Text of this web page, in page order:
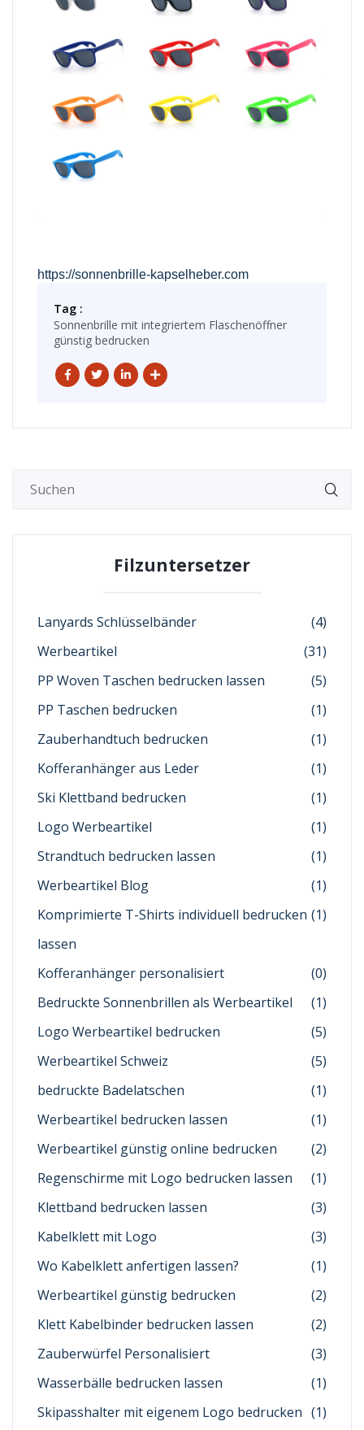
https://sonnenbrille-kapselheber.com
Tag :
Sonnenbrille mit integriertem Flaschenöffner
günstig bedrucken
Filzuntersetzer
Lanyards Schlüsselbänder
(4)
Werbeartikel
(31)
PP Woven Taschen bedrucken lassen
(5)
PP Taschen bedrucken
(1)
Zauberhandtuch bedrucken
(1)
Kofferanhänger aus Leder
(1)
Ski Klettband bedrucken
(1)
Logo Werbeartikel
(1)
Strandtuch bedrucken lassen
(1)
Werbeartikel Blog
(1)
Komprimierte T-Shirts individuell bedrucken
lassen
(1)
Kofferanhänger personalisiert
(0)
Bedruckte Sonnenbrillen als Werbeartikel
(1)
Logo Werbeartikel bedrucken
(5)
Werbeartikel Schweiz
(5)
bedruckte Badelatschen
(1)
Werbeartikel bedrucken lassen
(1)
Werbeartikel günstig online bedrucken
(2)
Regenschirme mit Logo bedrucken lassen
(1)
Klettband bedrucken lassen
(3)
Kabelklett mit Logo
(3)
Wo Kabelklett anfertigen lassen?
(1)
Werbeartikel günstig bedrucken
(2)
Klett Kabelbinder bedrucken lassen
(2)
Zauberwürfel Personalisiert
(3)
Wasserbälle bedrucken lassen
(1)
Skipasshalter mit eigenem Logo bedrucken (1)